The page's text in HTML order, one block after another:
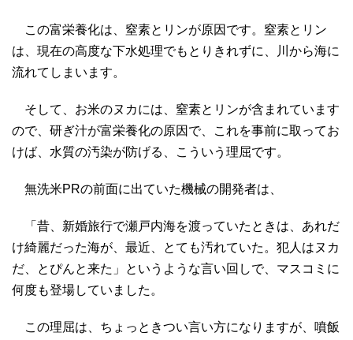
この富栄養化は、窒素とリンが原因です。窒素とリン
は、現在の高度な下水処理でもとりきれずに、川から海に
流れてしまいます。
そして、お米のヌカには、窒素とリンが含まれています
ので、研ぎ汁が富栄養化の原因で、これを事前に取ってお
けば、水質の汚染が防げる、こういう理屈です。
無洗米PRの前面に出ていた機械の開発者は、
「昔、新婚旅行で瀬戸内海を渡っていたときは、あれだ
け綺麗だった海が、最近、とても汚れていた。犯人はヌカ
だ、とぴんと来た」というような言い回しで、マスコミに
何度も登場していました。
この理屈は、ちょっときつい言い方になりますが、噴飯